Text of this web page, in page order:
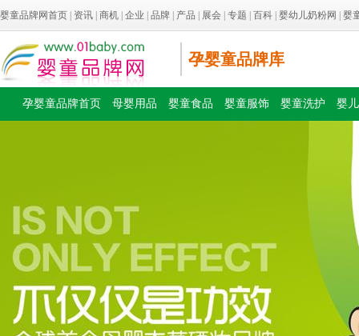
婴童品牌网首页 资讯 商机 企业 品牌 产品 展会 专题 百科 婴幼儿奶粉网 婴
孕婴童品牌库
孕婴童品牌首页 母婴用品 婴童食品 婴童服饰 婴童洗护 婴